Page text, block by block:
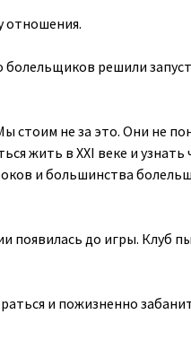
отношения.
болельщиков решили
стоим не за это. Они не
жить в XXI веке и узнать
и большинства
появилась до игры. Клуб
и пожизненно